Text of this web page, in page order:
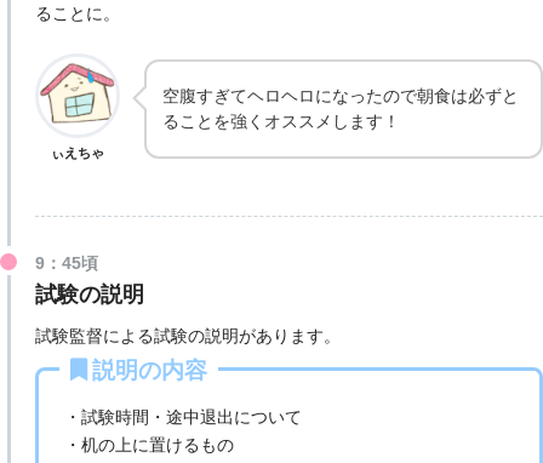
ることに。
ぃえちゃ
空腹すぎてヘロヘロになったので朝食は必ずと
ることを強くオススメします！
9：45頃
試験の説明
試験監督による試験の説明があります。
説明の内容
・試験時間・途中退出について
・机の上に置けるもの